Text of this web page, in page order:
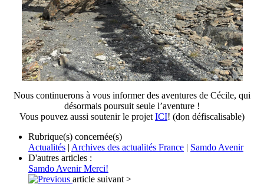
Nous continuerons à vous informer des aventures de Cécile, qui
désormais poursuit seule l’aventure !
Vous pouvez aussi soutenir le projet ICI! (don défiscalisable)
Rubrique(s) concernée(s)
Actualités | Archives des actualités France | Samdo Avenir
D'autres articles :
Samdo AvenirMerci!
article suivant >